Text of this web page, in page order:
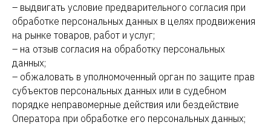
– выдвигать условие предварительного согласия при
обработке персональных данных в целях продвижения
на рынке товаров, работ и услуг;
– на отзыв согласия на обработку персональных
данных;
– обжаловать в уполномоченный орган по защите прав
субъектов персональных данных или в судебном
порядке неправомерные действия или бездействие
Оператора при обработке его персональных данных;